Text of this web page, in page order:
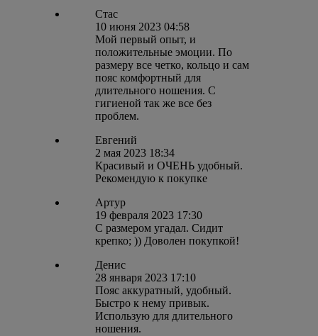
Стас
10 июня 2023 04:58
Мой первый опыт, и
положительные эмоции. По
размеру все четко, кольцо и сам
пояс комфортный для
длительного ношения. С
гигиеной так же все без
проблем.
Евгений
2 мая 2023 18:34
Красивый и ОЧЕНЬ удобный.
Рекомендую к покупке
Артур
19 февраля 2023 17:30
С размером угадал. Сидит
крепко; )) Доволен покупкой!
Денис
28 января 2023 17:10
Пояс аккуратный, удобный.
Быстро к нему привык.
Использую для длительного
ношения.